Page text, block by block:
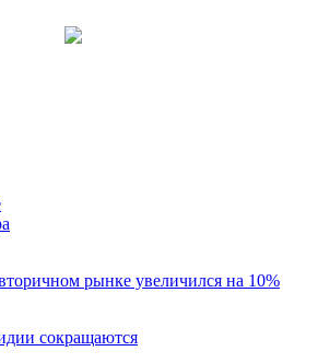
рынке увеличился на 10%
сокращаются